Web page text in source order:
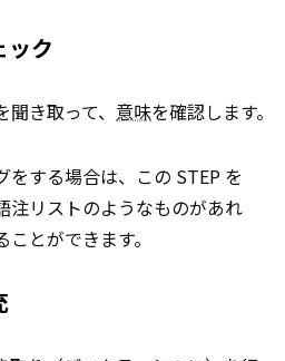
ク
き取って、 意味を確認します。
する場合は、この STEP を
注リストのようなものがあれ
とができます。